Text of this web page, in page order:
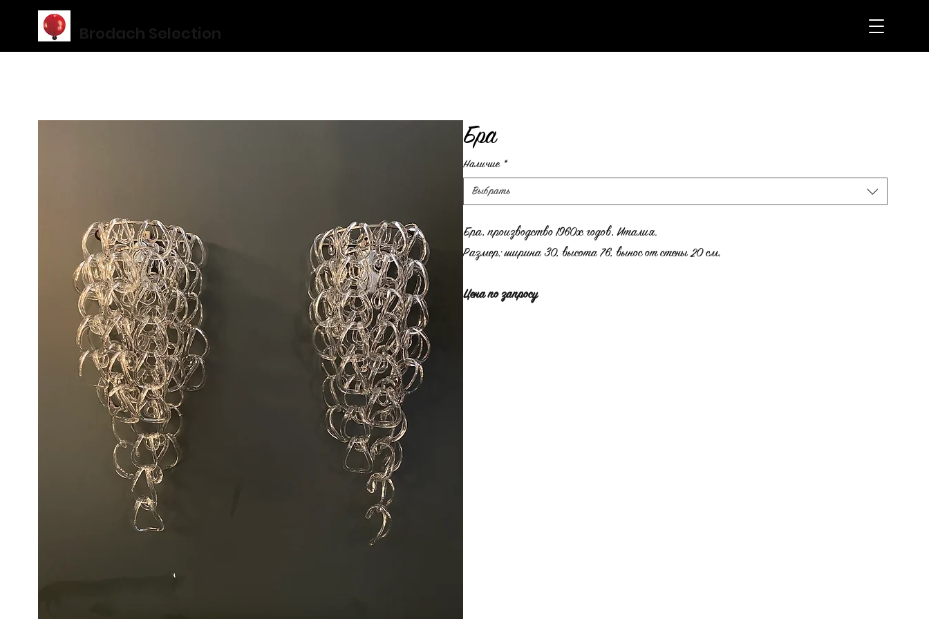
Brodach Selection
Бра
Наличие *
Выбрать
Бра, производство 1960х годов, Италия.
Размер: ширина 30, высота 76, вынос от стены 20 см.
Цена по запросу